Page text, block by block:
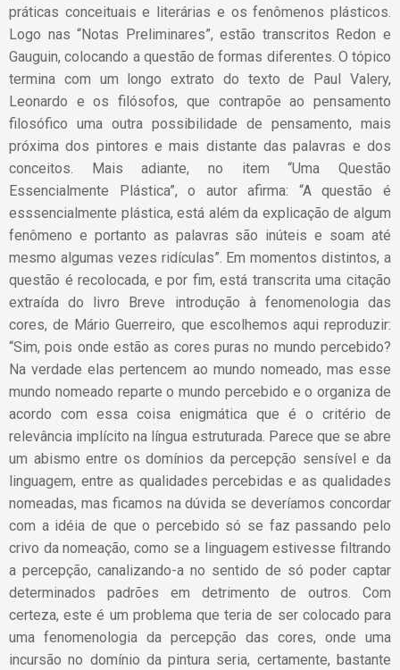
práticas conceituais e literárias e os fenômenos plásticos.
Logo nas “Notas Preliminares”, estão transcritos Redon e
Gauguin, colocando a questão de formas diferentes. O tópico
termina com um longo extrato do texto de Paul Valery,
Leonardo e os filósofos, que contrapõe ao pensamento
filosófico uma outra possibilidade de pensamento, mais
próxima dos pintores e mais distante das palavras e dos
conceitos. Mais adiante, no item “Uma Questão
Essencialmente Plástica”, o autor afirma: “A questão é
esssencialmente plástica, está além da explicação de algum
fenômeno e portanto as palavras são inúteis e soam até
mesmo algumas vezes ridículas”. Em momentos distintos, a
questão é recolocada, e por fim, está transcrita uma citação
extraída do livro Breve introdução à fenomenologia das
cores, de Mário Guerreiro, que escolhemos aqui reproduzir:
“Sim, pois onde estão as cores puras no mundo percebido?
Na verdade elas pertencem ao mundo nomeado, mas esse
mundo nomeado reparte o mundo percebido e o organiza de
acordo com essa coisa enigmática que é o critério de
relevância implícito na língua estruturada. Parece que se abre
um abismo entre os domínios da percepção sensível e da
linguagem, entre as qualidades percebidas e as qualidades
nomeadas, mas ficamos na dúvida se deveríamos concordar
com a idéia de que o percebido só se faz passando pelo
crivo da nomeação, como se a linguagem estivesse filtrando
a percepção, canalizando-a no sentido de só poder captar
determinados padrões em detrimento de outros. Com
certeza, este é um problema que teria de ser colocado para
uma fenomenologia da percepção das cores, onde uma
incursão no domínio da pintura seria, certamente, bastante